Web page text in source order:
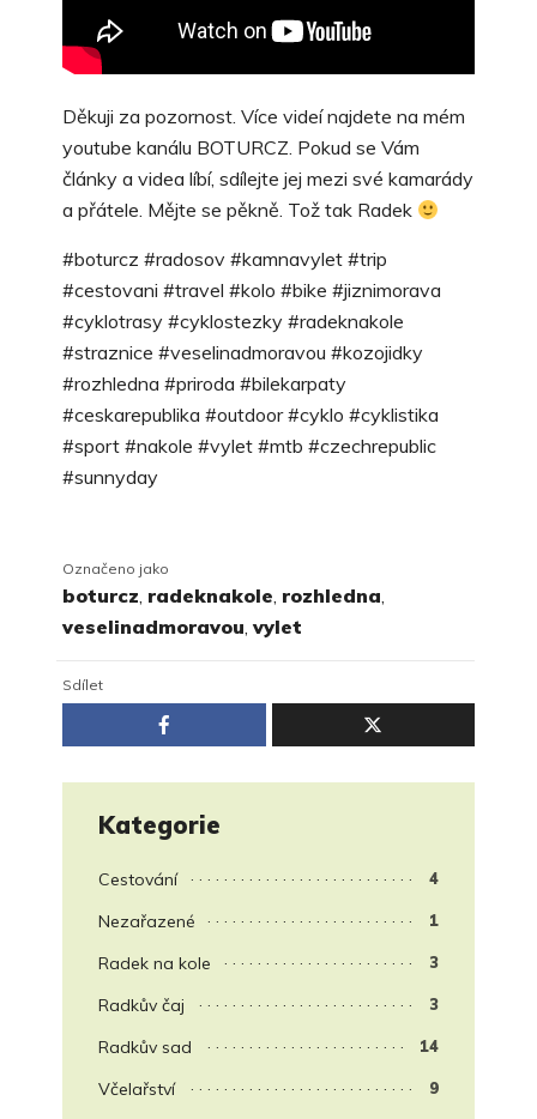
Děkuji za pozornost. Více videí najdete na mém
youtube kanálu BOTURCZ. Pokud se Vám
články a videa líbí, sdílejte jej mezi své kamarády
a přátele. Mějte se pěkně. Tož tak Radek
#boturcz #radosov #kamnavylet #trip
#cestovani #travel #kolo #bike #jiznimorava
#cyklotrasy #cyklostezky #radeknakole
#straznice #veselinadmoravou #kozojidky
#rozhledna #priroda #bilekarpaty
#ceskarepublika #outdoor #cyklo #cyklistika
#sport #nakole #vylet #mtb #czechrepublic
#sunnyday
Označeno jako
boturcz radeknakole rozhledna
veselinadmoravou vylet
Sdílet
Kategorie
Cestování 4
Nezařazené 1
Radek na kole 3
Radkův čaj 3
Radkův sad 14
Včelařství 9